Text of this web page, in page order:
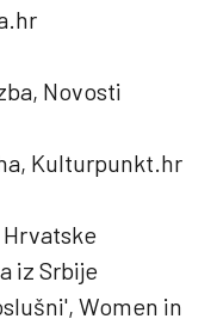
Novosti
Kulturpunkt.hr
iz Srbije
Women in